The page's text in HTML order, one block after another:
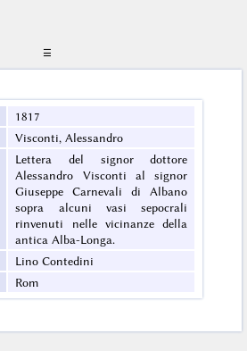
☰
1817
Visconti, Alessandro
Lettera del signor dottore
Alessandro Visconti al signor
Giuseppe Carnevali di Albano
sopra alcuni vasi sepocrali
rinvenuti nelle vicinanze della
antica Alba-Longa.
Lino Contedini
Rom